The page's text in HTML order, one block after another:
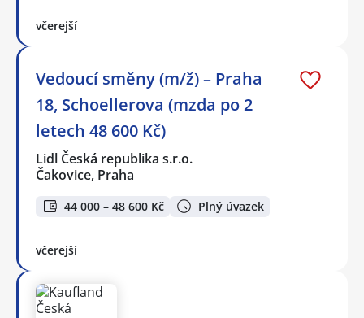
včerejší
Vedoucí směny (m/ž) – Praha
18, Schoellerova (mzda po 2
letech 48 600 Kč)
Lidl Česká republika s.r.o.
Čakovice, Praha
44 000 – 48 600 Kč Plný úvazek
včerejší